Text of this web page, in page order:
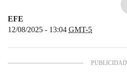
EFE
12/08/2025 - 13:04 GMT-5